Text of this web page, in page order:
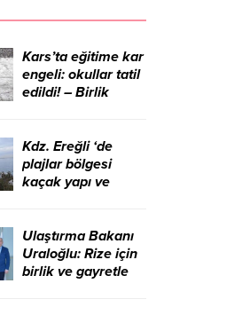
Kars’ta eğitime kar
engeli: okullar tatil
edildi! – Birlik
Kdz. Ereğli ‘de
plajlar bölgesi
kaçak yapı ve
Haber Ajansı
Ulaştırma Bakanı
Uraloğlu: Rize için
birlik ve gayretle